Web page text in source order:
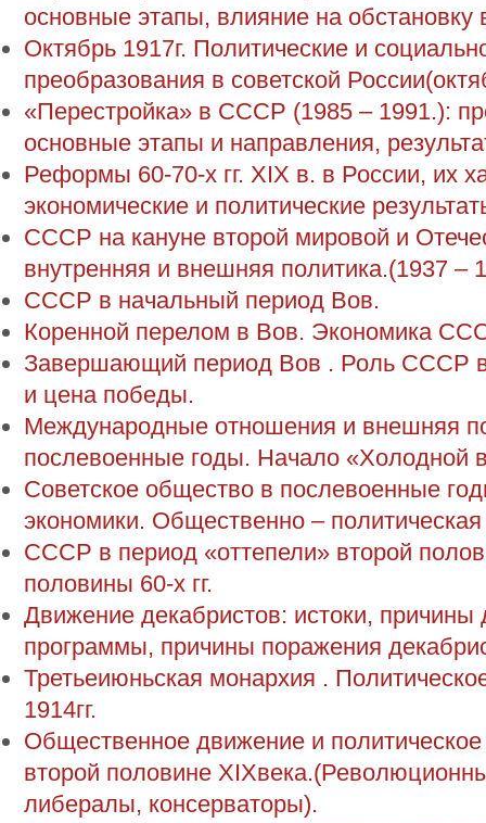
основные этапы, влияние на обстановку
Октябрь 1917г. Политические и
преобразования в советской
«Перестройка» в СССР (1985 – 1991.):
основные этапы и направления,
Реформы 60-70-х гг. XIX в. в России, их
экономические и политические
СССР на кануне второй мировой и
внутренняя и внешняя политика.(1937 –
СССР в начальный период Вов.
Коренной перелом в Вов. Экономика
Завершающий период Вов . Роль СССР
и цена победы.
Международные отношения и внешняя
послевоенные годы. Начало «Холодной
Советское общество в послевоенные
экономики. Общественно – политическая
СССР в период «оттепели» второй
половины 60-х гг.
Движение декабристов: истоки, причины
программы, причины поражения
Третьеиюньская монархия .
1914гг.
Общественное движение и
второй половине
либералы, консерваторы).